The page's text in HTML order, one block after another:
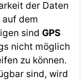
der Daten
dem
sind GPS
nicht möglich
zu können.
sind, wird